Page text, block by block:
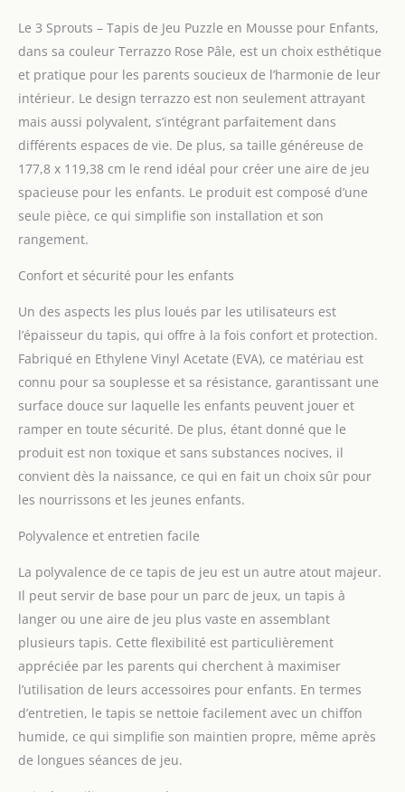
Le 3 Sprouts – Tapis de Jeu Puzzle en Mousse pour Enfants,
dans sa couleur Terrazzo Rose Pâle, est un choix esthétique
et pratique pour les parents soucieux de l’harmonie de leur
intérieur. Le design terrazzo est non seulement attrayant
mais aussi polyvalent, s’intégrant parfaitement dans
différents espaces de vie. De plus, sa taille généreuse de
177,8 x 119,38 cm le rend idéal pour créer une aire de jeu
spacieuse pour les enfants. Le produit est composé d’une
seule pièce, ce qui simplifie son installation et son
rangement.
Confort et sécurité pour les enfants
Un des aspects les plus loués par les utilisateurs est
l’épaisseur du tapis, qui offre à la fois confort et protection.
Fabriqué en Ethylene Vinyl Acetate (EVA), ce matériau est
connu pour sa souplesse et sa résistance, garantissant une
surface douce sur laquelle les enfants peuvent jouer et
ramper en toute sécurité. De plus, étant donné que le
produit est non toxique et sans substances nocives, il
convient dès la naissance, ce qui en fait un choix sûr pour
les nourrissons et les jeunes enfants.
Polyvalence et entretien facile
La polyvalence de ce tapis de jeu est un autre atout majeur.
Il peut servir de base pour un parc de jeux, un tapis à
langer ou une aire de jeu plus vaste en assemblant
plusieurs tapis. Cette flexibilité est particulièrement
appréciée par les parents qui cherchent à maximiser
l’utilisation de leurs accessoires pour enfants. En termes
d’entretien, le tapis se nettoie facilement avec un chiffon
humide, ce qui simplifie son maintien propre, même après
de longues séances de jeu.